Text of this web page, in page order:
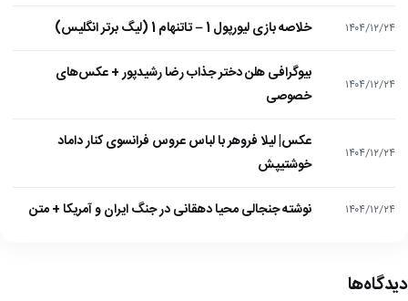
۱۴۰۴/۱۲/۲۴ خلاصه بازی لیورپول 1 – تاتنهام 1 (لیگ برتر انگلیس)
۱۴۰۴/۱۲/۲۴
بیوگرافی هلن دختر جذاب رضا رشیدپور + عکس‌های
خصوصی
۱۴۰۴/۱۲/۲۴
عکس| لیلا فروهر با لباس عروس فرانسوی کنار داماد
خوشتیپش
۱۴۰۴/۱۲/۲۴ نوشته جنجالی محیا دهقانی در جنگ ایران و آمریکا + متن
دیدگاه‌ها